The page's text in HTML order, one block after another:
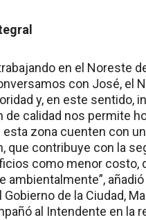
en el Noreste
con José, el
y, en este sentido,
de calidad nos permite
zona cuenten con
que contribuye con la
como menor costo,
ambientalmente”,
Gobierno de la Ciudad,
al Intendente en la